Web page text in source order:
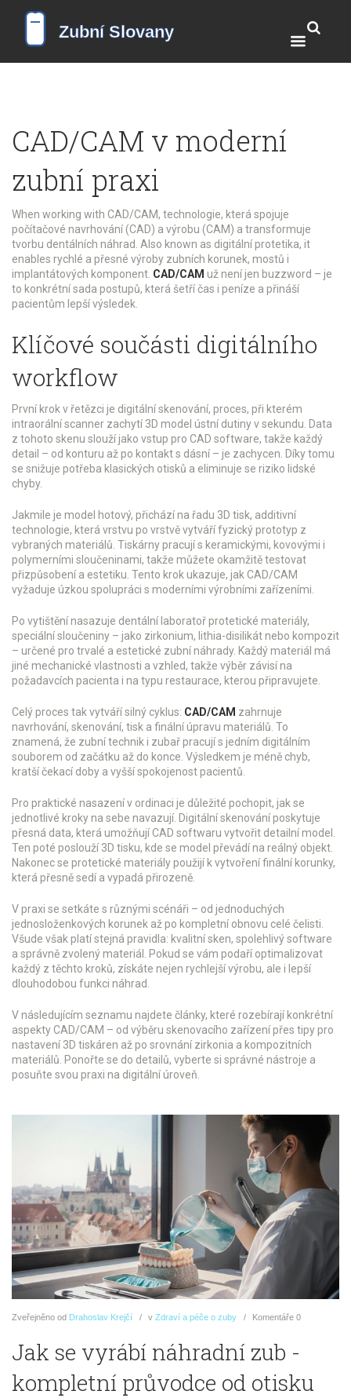
CAD/CAM v moderní
zubní praxi
When working with CAD/CAM, technologie, která spojuje
počítačové navrhování (CAD) a výrobu (CAM) a transformuje
tvorbu dentálních náhrad . Also known as digitální protetika, it
enables rychlé a přesné výroby zubních korunek, mostů i
implantátových komponent. CAD/CAM už není jen buzzword – je
to konkrétní sada postupů, která šetří čas i peníze a přináší
pacientům lepší výsledek.
Klíčové součásti digitálního
workflow
První krok v řetězci je digitální skenování, proces, při kterém
intraorální scanner zachytí 3D model ústní dutiny v sekundu . Data
z tohoto skenu slouží jako vstup pro CAD software, takže každý
detail – od konturu až po kontakt s dásní – je zachycen. Díky tomu
se snižuje potřeba klasických otisků a eliminuje se riziko lidské
chyby.
Jakmile je model hotový, přichází na řadu 3D tisk, additivní
technologie, která vrstvu po vrstvě vytváří fyzický prototyp z
vybraných materiálů . Tiskárny pracují s keramickými, kovovými i
polymerními sloučeninami, takže můžete okamžitě testovat
přizpůsobení a estetiku. Tento krok ukazuje, jak CAD/CAM
vyžaduje úzkou spolupráci s moderními výrobními zařízeními.
Po vytištění nasazuje dentální laboratořprotetické materiály,
speciální sloučeniny – jako zirkonium, lithia-disilikát nebo kompozit
– určené pro trvalé a estetické zubní náhrady. Každý materiál má
jiné mechanické vlastnosti a vzhled, takže výběr závisí na
požadavcích pacienta i na typu restaurace, kterou připravujete.
Celý proces tak vytváří silný cyklus: CAD/CAM zahrnuje
navrhování, skenování, tisk a finální úpravu materiálů. To
znamená, že zubní technik i zubař pracují s jedním digitálním
souborem od začátku až do konce. Výsledkem je méně chyb,
kratší čekací doby a vyšší spokojenost pacientů.
Pro praktické nasazení v ordinaci je důležité pochopit, jak se
jednotlivé kroky na sebe navazují. Digitální skenování poskytuje
přesná data, která umožňují CAD softwaru vytvořit detailní model.
Ten poté poslouží 3D tisku, kde se model převádí na reálný objekt.
Nakonec se protetické materiály použijí k vytvoření finální korunky,
která přesně sedí a vypadá přirozeně.
V praxi se setkáte s různými scénáři – od jednoduchých
jednosloženkových korunek až po kompletní obnovu celé čelisti.
Všude však platí stejná pravidla: kvalitní sken, spolehlivý software
a správně zvolený materiál. Pokud se vám podaří optimalizovat
každý z těchto kroků, získáte nejen rychlejší výrobu, ale i lepší
dlouhodobou funkci náhrad.
V následujícím seznamu najdete články, které rozebírají konkrétní
aspekty CAD/CAM – od výběru skenovacího zařízení přes tipy pro
nastavení 3D tiskáren až po srovnání zirkonia a kompozitních
materiálů. Ponořte se do detailů, vyberte si správné nástroje a
posuňte svou praxi na digitální úroveň.
Zveřejněno od Drahoslav Krejčí v Zdraví a péče o zuby Komentáře 0
Jak se vyrábí náhradní zub -
kompletní průvodce od otisku